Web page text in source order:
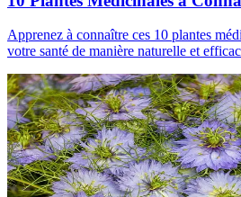
Apprenez à connaître ces 10 plantes
votre santé de manière naturelle et